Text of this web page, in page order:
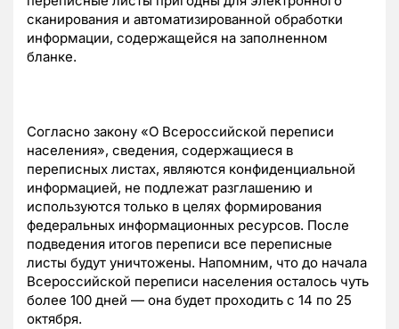
сканирования и автоматизированной обработки
информации, содержащейся на заполненном
бланке.
Согласно закону «О Всероссийской переписи
населения», сведения, содержащиеся в
переписных листах, являются конфиденциальной
информацией, не подлежат разглашению и
используются только в целях формирования
федеральных информационных ресурсов. После
подведения итогов переписи все переписные
листы будут уничтожены. Напомним, что до начала
Всероссийской переписи населения осталось чуть
более 100 дней — она будет проходить с 14 по 25
октября.